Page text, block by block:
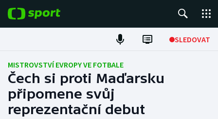
SLEDOVAT
Fotbal
Hokej
Tenis
MISTROVSTVÍ EVROPY VE FOTBALE
Čech si proti Maďarsku
připomene svůj
reprezentační debut